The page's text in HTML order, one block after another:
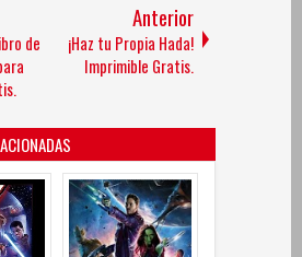
de
Anterior
¡Haz tu Propia Hada!
Imprimible Gratis.